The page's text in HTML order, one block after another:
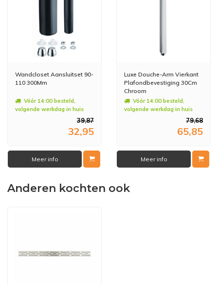
Wandcloset Aansluitset 90-
110 300Mm
Vóór 14:00 besteld,
volgende werkdag in huis
39,87
32,95
Meer info
Luxe Douche-Arm Vierkant
Plafondbevestiging 30Cm
Chroom
Vóór 14:00 besteld,
volgende werkdag in huis
79,68
65,85
Meer info
Anderen kochten ook